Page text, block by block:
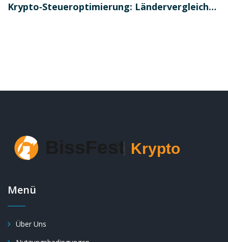
Krypto‑Steueroptimierung: Ländervergleich
Menü
Über Uns